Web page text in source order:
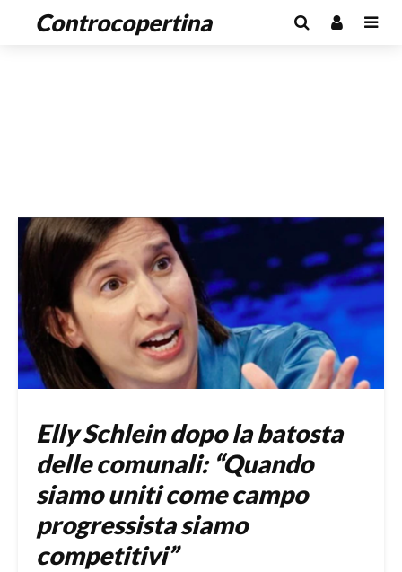
Controcopertina
Elly Schlein dopo la batosta
delle comunali: “Quando
siamo uniti come campo
progressista siamo
competitivi”